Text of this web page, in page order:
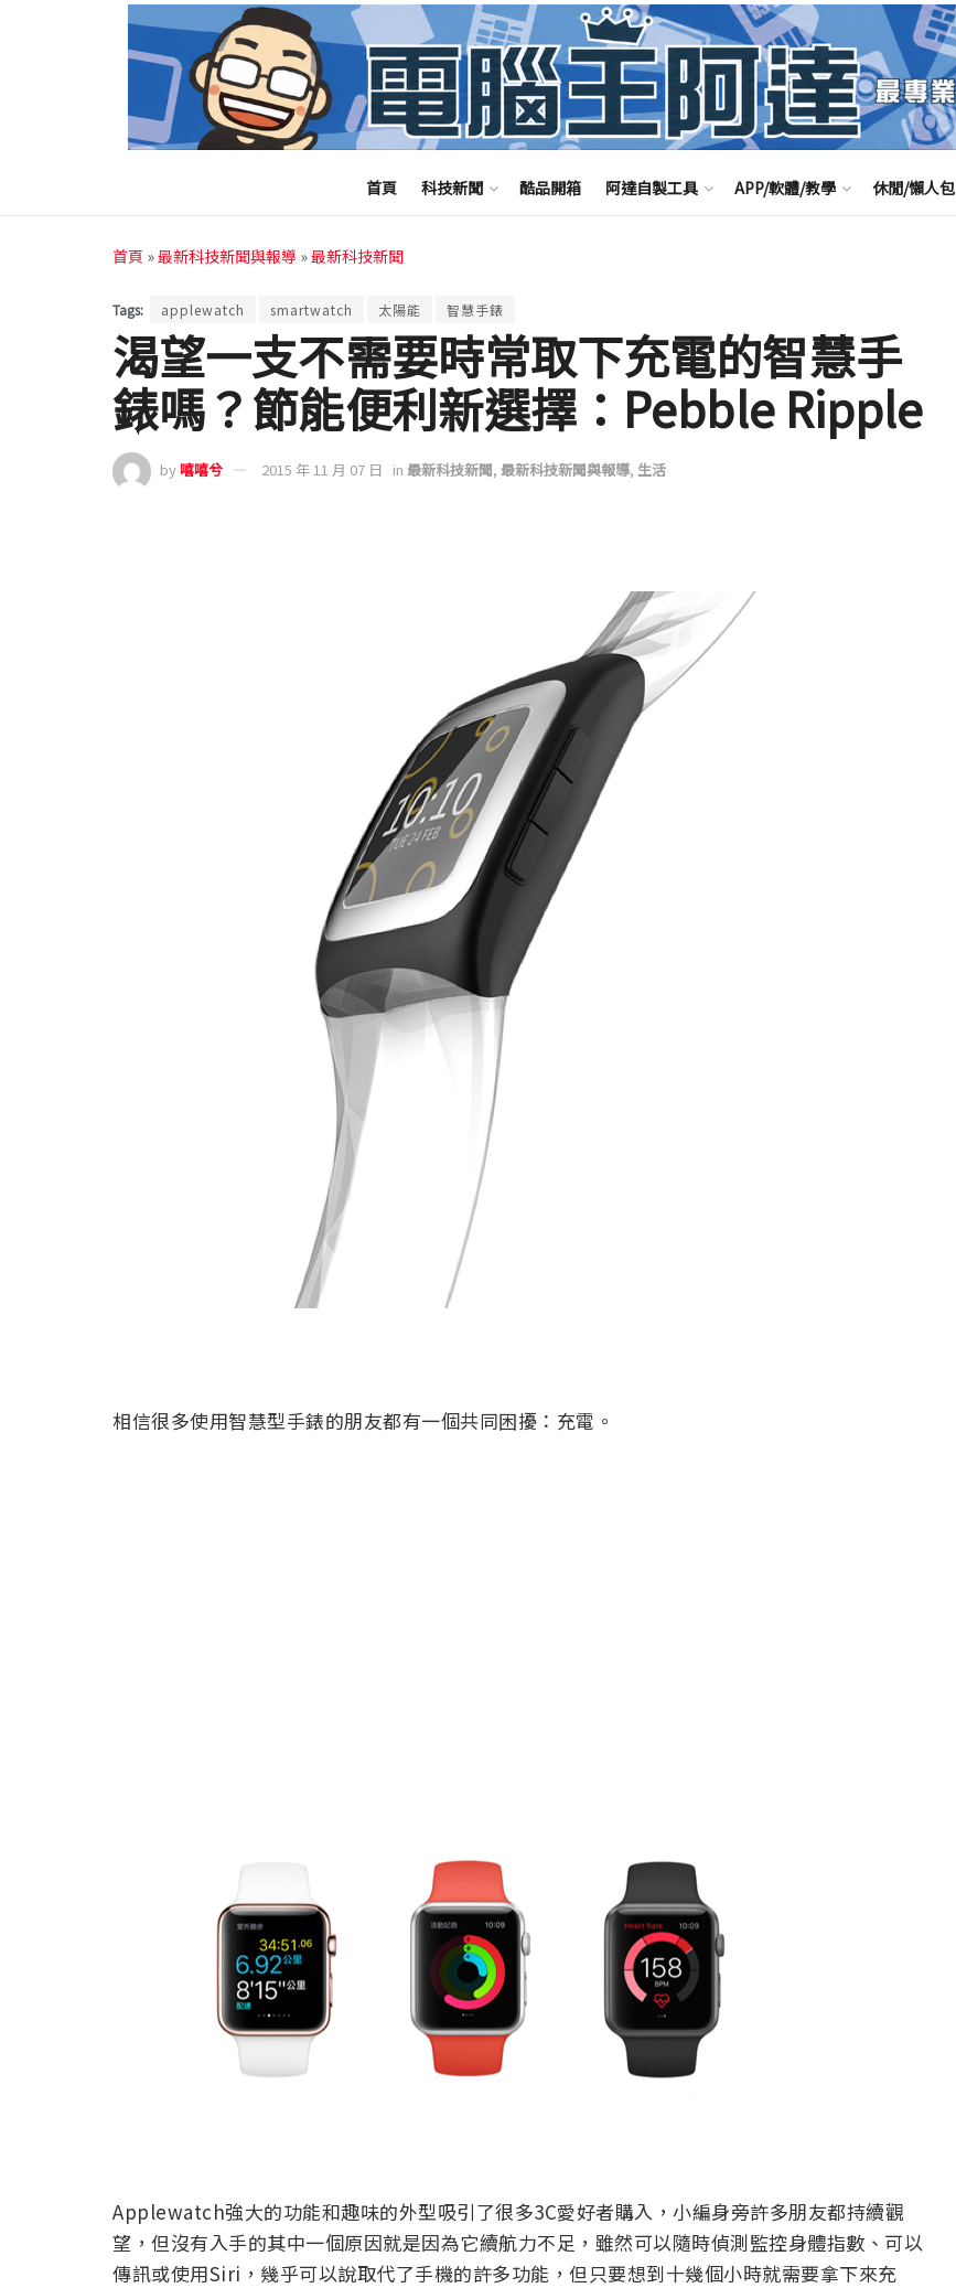
首頁 科技新聞 酷品開箱 阿達自製工具 APP/軟體/教學 休閒/懶人包
首頁 »最新科技新聞與報導 »最新科技新聞
Tags: applewatch smartwatch 太陽能 智慧手錶
渴望一支不需要時常取下充電的智慧手
錶嗎？節能便利新選擇：Pebble Ripple
by嘻嘻兮 2015 年 11 月 07 日 in 最新科技新聞, 最新科技新聞與報導, 生活
相信很多使用智慧型手錶的朋友都有一個共同困擾：充電。
Applewatch強大的功能和趣味的外型吸引了很多3C愛好者購入，小編身旁許多朋友都持續觀
望，但沒有入手的其中一個原因就是因為它續航力不足，雖然可以隨時偵測監控身體指數、可以
傳訊或使用Siri，幾乎可以說取代了手機的許多功能，但只要想到十幾個小時就需要拿下來充